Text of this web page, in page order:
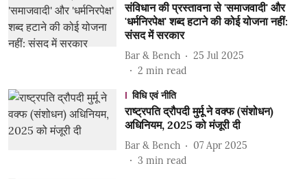
संविधान की प्रस्तावना से 'समाजवादी' और
'धर्मनिरपेक्ष' शब्द हटाने की कोई योजना नहीं:
संसद में सरकार
Bar & Bench
25 Jul 2025
2 min read
विधि एवं नीति
राष्ट्रपति द्रौपदी मुर्मू ने वक्फ (संशोधन)
अधिनियम, 2025 को मंजूरी दी
Bar & Bench
07 Apr 2025
3 min read